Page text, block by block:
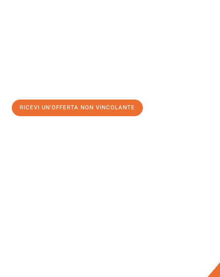
RICEVI UN'OFFERTA NON VINCOLANTE